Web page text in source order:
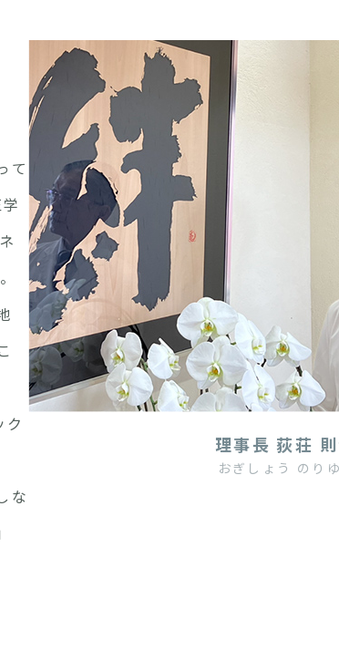
て
な
理事長 荻荘
おぎしょう のり